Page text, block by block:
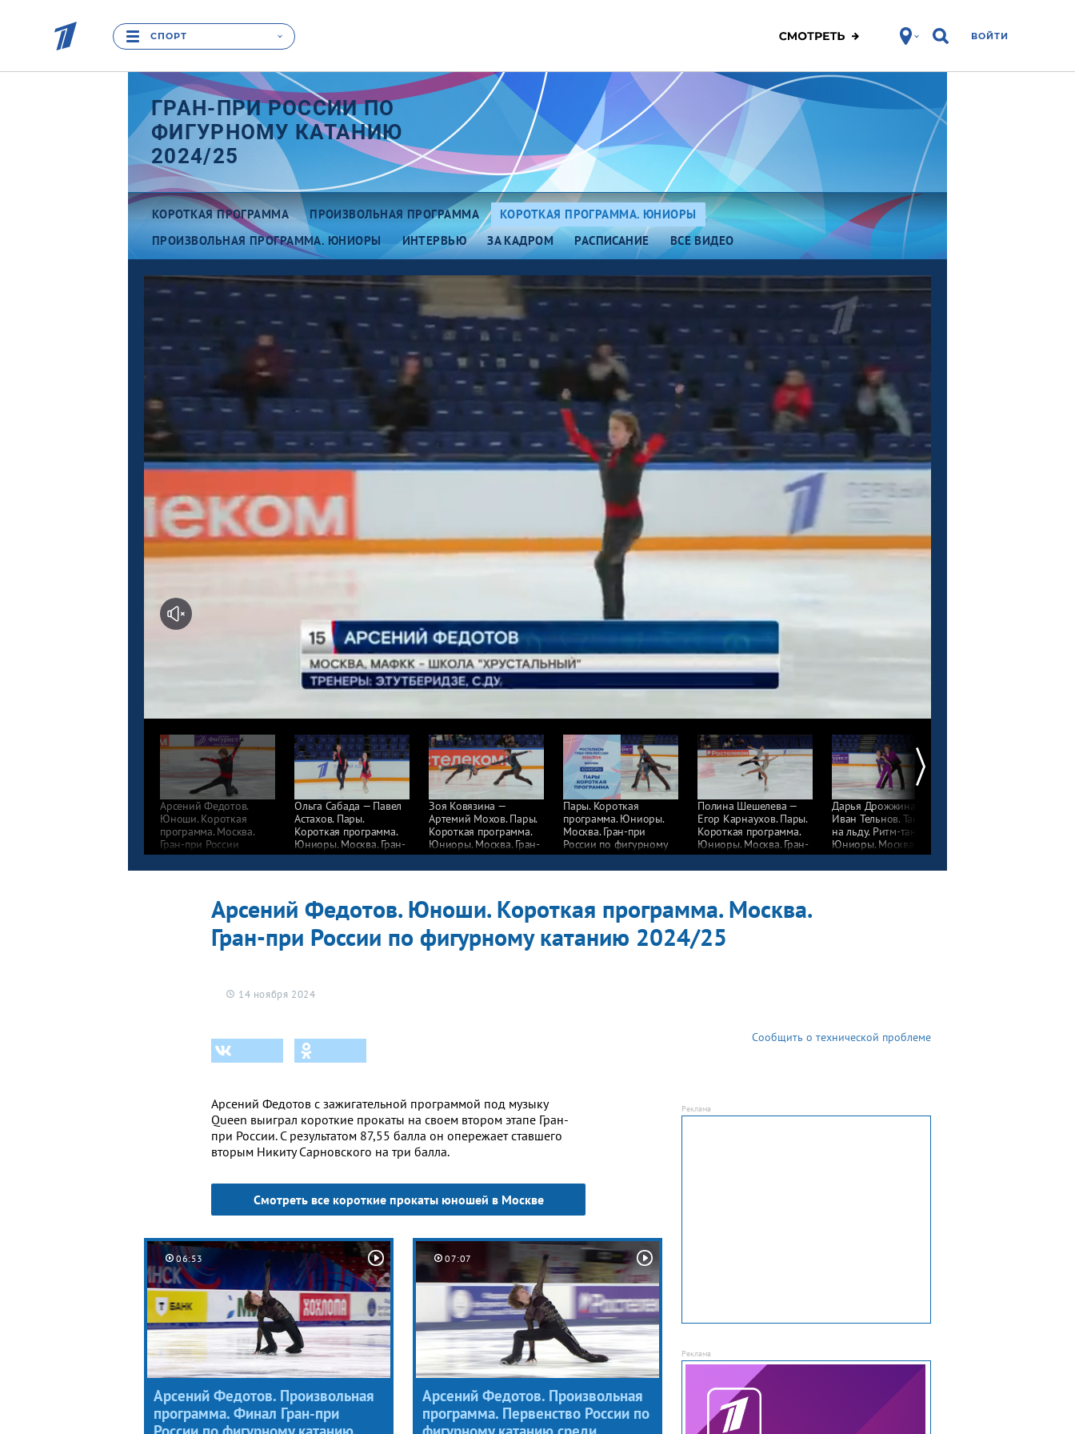
СПОРТ ВОЙТИ
ГРАН-ПРИ РОССИИ ПО
ФИГУРНОМУ КАТАНИЮ
2024/25
КОРОТКАЯ ПРОГРАММА ПРОИЗВОЛЬНАЯ ПРОГРАММА
КОРОТКАЯ ПРОГРАММА. ЮНИОРЫ
ПРОИЗВОЛЬНАЯ ПРОГРАММА. ЮНИОРЫ
ИНТЕРВЬЮ ЗА КАДРОМ РАСПИСАНИЕ ВСЕ ВИДЕО
Арсений Федотов.
Юноши. Короткая
программа. Москва.
Гран-при России
по фигурному катанию
2024/25
Ольга Сабада — Павел
Астахов. Пары.
Короткая программа.
Юниоры. Москва. Гран-
при России
по фигурному катанию
Зоя Ковязина —
Артемий Мохов. Пары.
Короткая программа.
Юниоры. Москва. Гран-
при России
по фигурному катанию
Пары. Короткая
программа. Юниоры.
Москва. Гран-при
России по фигурному
катанию 2024/25
Полина Шешелева —
Егор Карнаухов. Пары.
Короткая программа.
Юниоры. Москва. Гран-
при России
по фигурному катанию
Дарья Дрожжина —
Иван Тельнов. Танцы
на льду. Ритм-танец.
Юниоры. Москва. Гран-
при России
по фигурному катанию
Арсений Федотов. Юноши. Короткая программа. Москва.
Гран-при России по фигурному катанию 2024/25
14 ноября 2024
Сообщить о технической проблеме
Арсений Федотов с зажигательной программой под музыку
Queen выиграл короткие прокаты на своем втором этапе Гран-
при России. С результатом 87,55 балла он опережает ставшего
вторым Никиту Сарновского на три балла.
Смотреть все короткие прокаты юношей в Москве
06:53
Арсений Федотов. Произвольная
программа. Финал Гран-при
07:07
Арсений Федотов. Произвольная
программа. Первенство России по